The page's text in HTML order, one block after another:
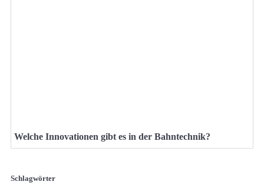
Welche Innovationen gibt es in der Bahntechnik?
Schlagwörter